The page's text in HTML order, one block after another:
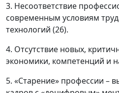
3. Несоответствие
современным условиям
технологий (26).
4. Отсутствие новых,
экономики, компетенций и
5. «Старение» профессии –